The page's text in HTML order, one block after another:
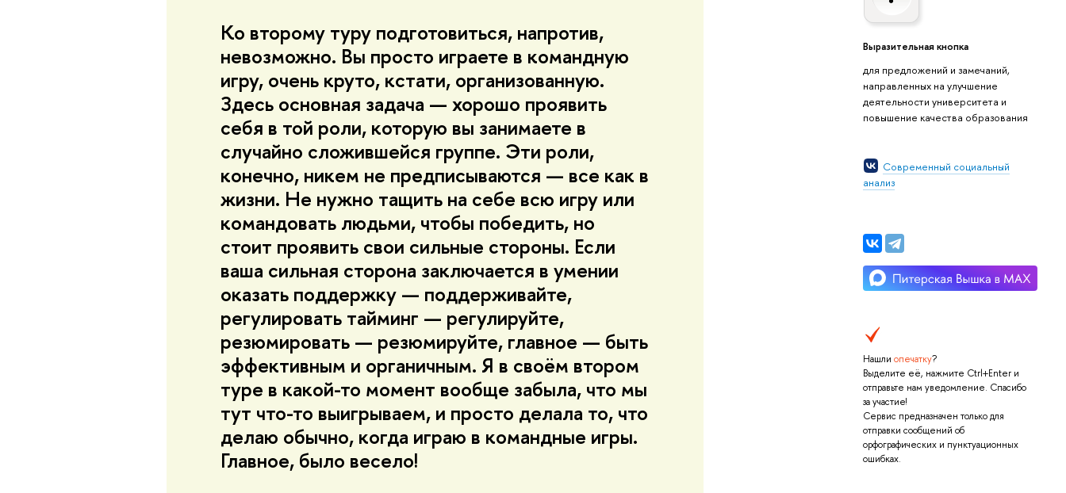
Выразительная кнопка
для предложений и замечаний,
направленных на улучшение
деятельности университета и
повышение качества образования
Современный социальный
анализ
Нашли опечатку?
Выделите её, нажмите Ctrl+Enter и
отправьте нам уведомление. Спасибо
за участие!
Сервис предназначен только для
отправки сообщений об
орфографических и пунктуационных
ошибках.
Ко второму туру подготовиться, напротив,
невозможно. Вы просто играете в командную
игру, очень круто, кстати, организованную.
Здесь основная задача — хорошо проявить
себя в той роли, которую вы занимаете в
случайно сложившейся группе. Эти роли,
конечно, никем не предписываются — все как в
жизни. Не нужно тащить на себе всю игру или
командовать людьми, чтобы победить, но
стоит проявить свои сильные стороны. Если
ваша сильная сторона заключается в умении
оказать поддержку — поддерживайте,
регулировать тайминг — регулируйте,
резюмировать — резюмируйте, главное — быть
эффективным и органичным. Я в своём втором
туре в какой-то момент вообще забыла, что мы
тут что-то выигрываем, и просто делала то, что
делаю обычно, когда играю в командные игры.
Главное, было весело!